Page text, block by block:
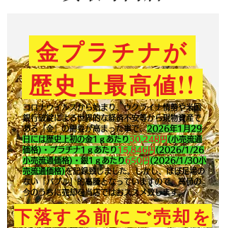
金プラチナが
歴史上最高値!!
コロナウイルスから始まり、ウクライナ情勢や米国
銀行破綻による世界的な経済不安等から現物資産で
ある「金」の需要が高まった事で、2026年1月29
日には歴史上初の金1ｇあたり30,248円 (小売流通
価格)・プラチナ1ｇあたり15,846円 (2026/1/26
小売流通価格)・銀1ｇあたり650円 (2026/1/30小
売流通価格)を記録致しました。​しかし、ほぼ足場の
ない「バブル」的高騰となっていますので、高値の
今のうちに売却を当店ではおススメ致します。
下落する前にご売却を